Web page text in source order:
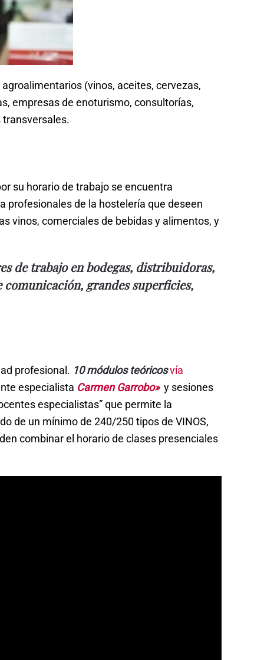
(vinos, aceites, cervezas,
empresas de enoturismo, consultorías,
su horario de trabajo se encuentra
profesionales de la hostelería que deseen
vinos, comerciales de bebidas y alimentos, y
de trabajo en bodegas, distribuidoras,
grandes superficies,
profesional. 10 módulos teóricosvía
especialista Carmen Garrobo» y sesiones
especialistas” que permite la
de un mínimo de 240/250 tipos de VINOS,
combinar el horario de clases presenciales